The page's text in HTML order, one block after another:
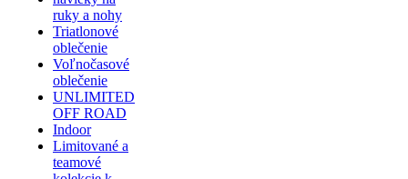
ruky a nohy
Triatlonové
oblečenie
Voľnočasové
oblečenie
UNLIMITED
OFF ROAD
Indoor
Limitované a
teamové